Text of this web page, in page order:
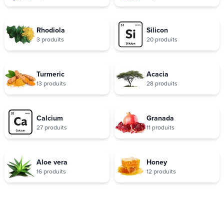
Rhodiola
3 produits
Silicon
20 produits
Turmeric
13 produits
Acacia
28 produits
Calcium
27 produits
Granada
11 produits
Aloe vera
16 produits
Honey
12 produits